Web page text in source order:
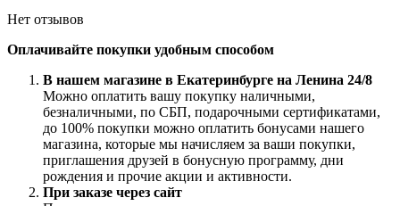
Нет отзывов
Оплачивайте покупки удобным способом
В нашем магазине в Екатеринбурге на Ленина 24/8
Можно оплатить вашу покупку наличными,
безналичными, по СБП, подарочными сертификатами,
до 100% покупки можно оплатить бонусами нашего
магазина, которые мы начисляем за ваши покупки,
приглашения друзей в бонусную программу, дни
рождения и прочие акции и активности.
При заказе через сайт